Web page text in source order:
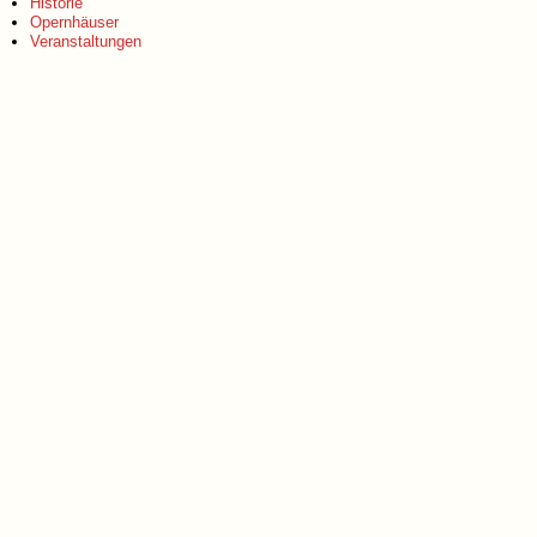
Opernhäuser
Veranstaltungen